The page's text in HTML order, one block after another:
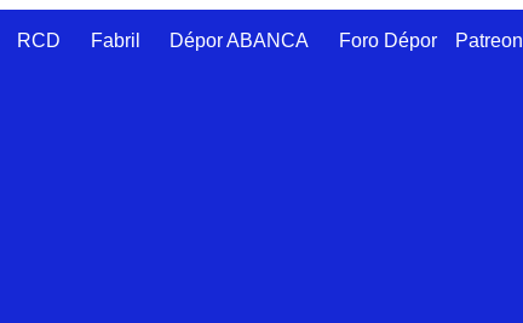
RCD Fabril Dépor ABANCA Foro Dépor Patreon